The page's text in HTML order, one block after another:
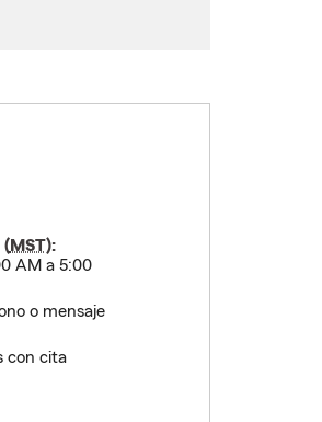
(MST):
AM a 5:00
o mensaje
con cita